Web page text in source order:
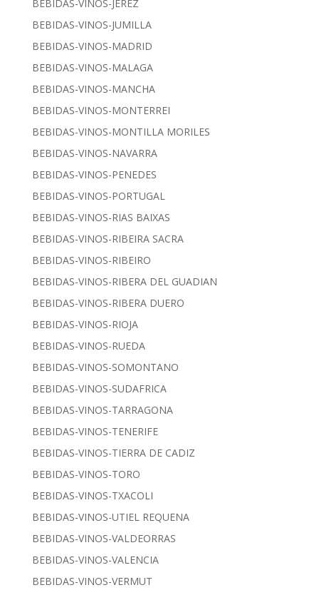
BEBIDAS-VINOS-JEREZ
BEBIDAS-VINOS-JUMILLA
BEBIDAS-VINOS-MADRID
BEBIDAS-VINOS-MALAGA
BEBIDAS-VINOS-MANCHA
BEBIDAS-VINOS-MONTERREI
BEBIDAS-VINOS-MONTILLA MORILES
BEBIDAS-VINOS-NAVARRA
BEBIDAS-VINOS-PENEDES
BEBIDAS-VINOS-PORTUGAL
BEBIDAS-VINOS-RIAS BAIXAS
BEBIDAS-VINOS-RIBEIRA SACRA
BEBIDAS-VINOS-RIBEIRO
BEBIDAS-VINOS-RIBERA DEL GUADIAN
BEBIDAS-VINOS-RIBERA DUERO
BEBIDAS-VINOS-RIOJA
BEBIDAS-VINOS-RUEDA
BEBIDAS-VINOS-SOMONTANO
BEBIDAS-VINOS-SUDAFRICA
BEBIDAS-VINOS-TARRAGONA
BEBIDAS-VINOS-TENERIFE
BEBIDAS-VINOS-TIERRA DE CADIZ
BEBIDAS-VINOS-TORO
BEBIDAS-VINOS-TXACOLI
BEBIDAS-VINOS-UTIEL REQUENA
BEBIDAS-VINOS-VALDEORRAS
BEBIDAS-VINOS-VALENCIA
BEBIDAS-VINOS-VERMUT